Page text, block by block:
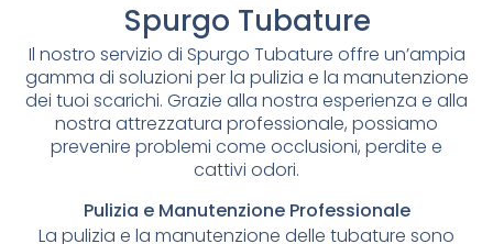
Spurgo Tubature
Il nostro servizio di Spurgo Tubature offre un’ampia
gamma di soluzioni per la pulizia e la manutenzione
dei tuoi scarichi. Grazie alla nostra esperienza e alla
nostra attrezzatura professionale, possiamo
prevenire problemi come occlusioni, perdite e
cattivi odori.
Pulizia e Manutenzione Professionale
La pulizia e la manutenzione delle tubature sono